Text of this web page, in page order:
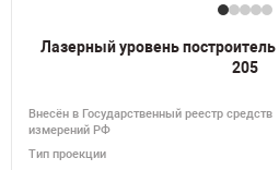
Лазерный уровень построитель
205
Внесён в Государственный реестр средств
измерений РФ
Тип проекции